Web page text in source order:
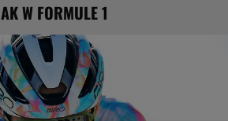
W FORMULE 1